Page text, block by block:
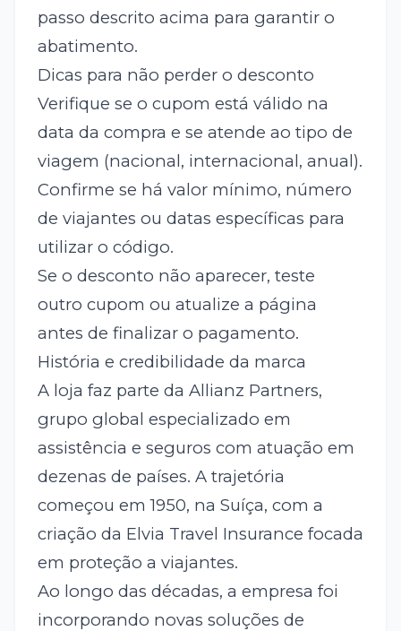
passo descrito acima para garantir o
abatimento.
Dicas para não perder o desconto
Verifique se o cupom está válido na
data da compra e se atende ao tipo de
viagem (nacional, internacional, anual).
Confirme se há valor mínimo, número
de viajantes ou datas específicas para
utilizar o código.
Se o desconto não aparecer, teste
outro cupom ou atualize a página
antes de finalizar o pagamento.
História e credibilidade da marca
A loja faz parte da Allianz Partners,
grupo global especializado em
assistência e seguros com atuação em
dezenas de países. A trajetória
começou em 1950, na Suíça, com a
criação da Elvia Travel Insurance focada
em proteção a viajantes.
Ao longo das décadas, a empresa foi
incorporando novas soluções de